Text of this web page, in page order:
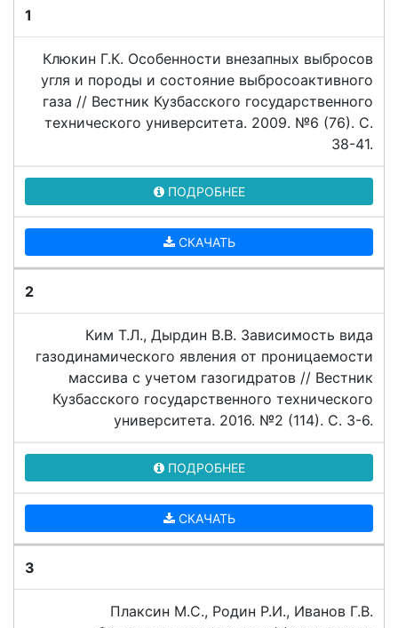
1
Клюкин Г.К. Особенности внезапных выбросов
угля и породы и состояние выбросоактивного
газа // Вестник Кузбасского государственного
технического университета. 2009. №6 (76). C.
38-41.
ПОДРОБНЕЕ
СКАЧАТЬ
2
Ким Т.Л., Дырдин В.В. Зависимость вида
газодинамического явления от проницаемости
массива с учетом газогидратов // Вестник
Кузбасского государственного технического
университета. 2016. №2 (114). C. 3-6.
ПОДРОБНЕЕ
СКАЧАТЬ
3
Плаксин М.С., Родин Р.И., Иванов Г.В.